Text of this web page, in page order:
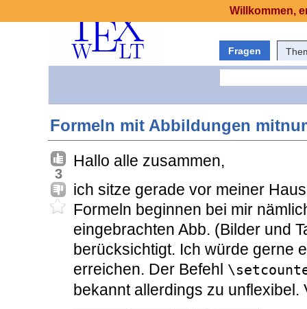
Fragen
Formeln mit Abbildungen
3
Hallo alle zusammen,
ich sitze gerade vor meiner
Formeln beginnen bei mir
eingebrachten Abb. (Bilder und
berücksichtigt. Ich würde gerne
erreichen. Der Befehl
bekannt allerdings zu unflexibel.
Willkommen,